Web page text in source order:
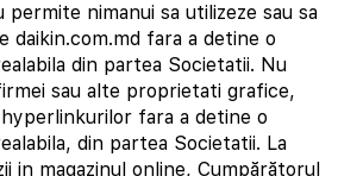
permite nimanui sa utilizeze sau sa
daikin.com.md fara a detine o
din partea Societatii. Nu
sau alte proprietati grafice,
fara a detine o
din partea Societatii. La
in magazinul online, Cumpărătorul